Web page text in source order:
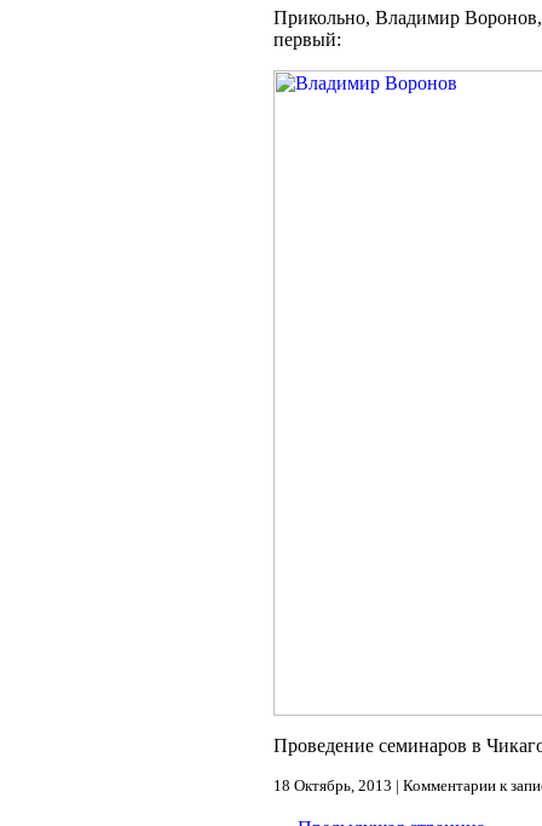
Прикольно, Владимир
первый:
Проведение семинаров в
18 Октябрь, 2013 | Комментарии к